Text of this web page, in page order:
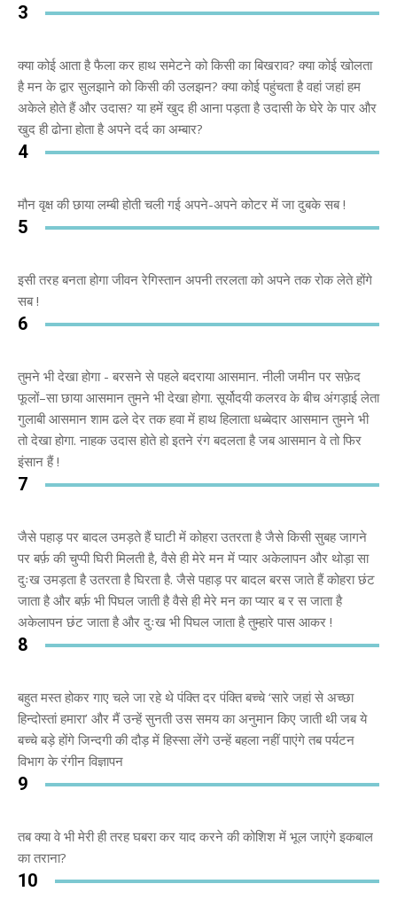
3
क्या कोई आता है फैला कर हाथ समेटने को किसी का बिखराव? क्या कोई खोलता
है मन के द्वार सुलझाने को किसी की उलझन? क्या कोई पहुंचता है वहां जहां हम
अकेले होते हैं और उदास? या हमें खुद ही आना पड़ता है उदासी के घेरे के पार और
खुद ही ढोना होता है अपने दर्द का अम्बार?
4
मौन वृक्ष की छाया लम्बी होती चली गई अपने-अपने कोटर में जा दुबके सब !
5
इसी तरह बनता होगा जीवन रेगिस्तान अपनी तरलता को अपने तक रोक लेते होंगे
सब !
6
तुमने भी देखा होगा - बरसने से पहले बदराया आसमान. नीली जमीन पर सफ़ेद
फूलों–सा छाया आसमान तुमने भी देखा होगा. सूर्योदयी कलरव के बीच अंगड़ाई लेता
गुलाबी आसमान शाम ढले देर तक हवा में हाथ हिलाता धब्बेदार आसमान तुमने भी
तो देखा होगा. नाहक उदास होते हो इतने रंग बदलता है जब आसमान वे तो फिर
इंसान हैं !
7
जैसे पहाड़ पर बादल उमड़ते हैं घाटी में कोहरा उतरता है जैसे किसी सुबह जागने
पर बर्फ़ की चुप्पी घिरी मिलती है, वैसे ही मेरे मन में प्यार अकेलापन और थोड़ा सा
दुःख उमड़ता है उतरता है घिरता है. जैसे पहाड़ पर बादल बरस जाते हैं कोहरा छंट
जाता है और बर्फ़ भी पिघल जाती है वैसे ही मेरे मन का प्यार ब र स जाता है
अकेलापन छंट जाता है और दुःख भी पिघल जाता है तुम्हारे पास आकर !
8
बहुत मस्त होकर गाए चले जा रहे थे पंक्ति दर पंक्ति बच्चे ‘सारे जहां से अच्छा
हिन्दोस्तां हमारा’ और मैं उन्हें सुनती उस समय का अनुमान किए जाती थी जब ये
बच्चे बड़े होंगे जिन्दगी की दौड़ में हिस्सा लेंगे उन्हें बहला नहीं पाएंगे तब पर्यटन
विभाग के रंगीन विज्ञापन
9
तब क्या वे भी मेरी ही तरह घबरा कर याद करने की कोशिश में भूल जाएंगे इकबाल
का तराना?
10